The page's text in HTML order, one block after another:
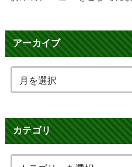
アーカイブ
カテゴリ